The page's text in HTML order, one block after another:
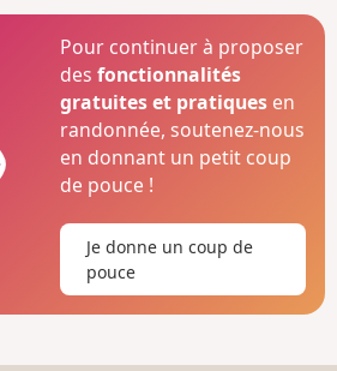
Pour continuer à proposer
desfonctionnalités
gratuites et pratiques en
randonnée, soutenez-nous
en donnant un petit coup
de pouce !
Je donne un coup de
pouce